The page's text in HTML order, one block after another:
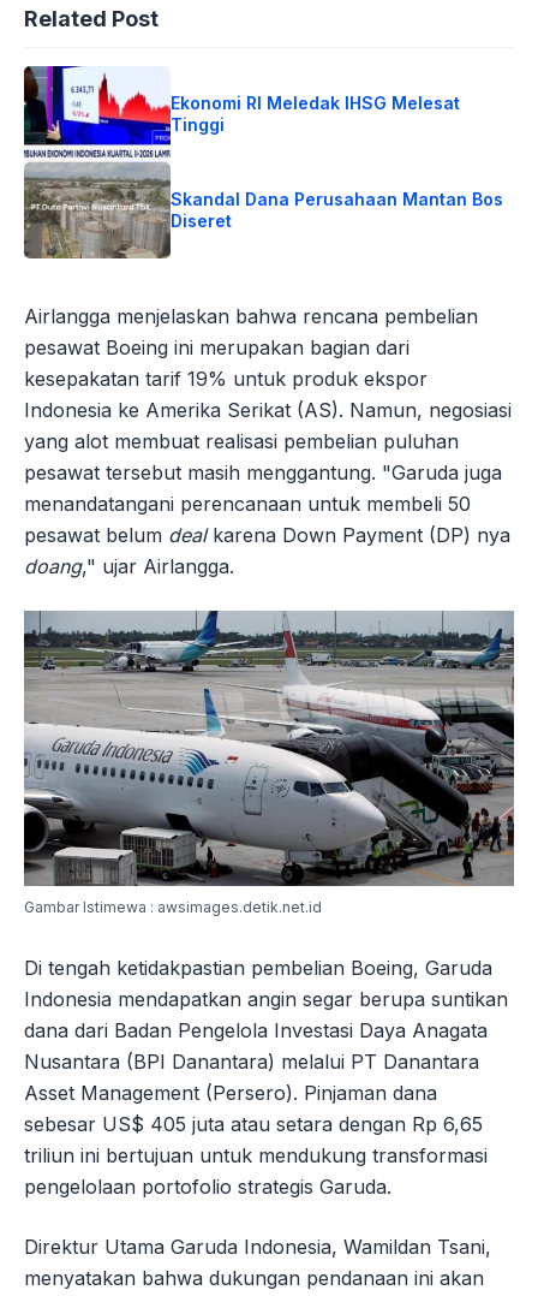
Related Post
Ekonomi RI Meledak IHSG Melesat
Tinggi
Skandal Dana Perusahaan Mantan Bos
Diseret
Airlangga menjelaskan bahwa rencana pembelian
pesawat Boeing ini merupakan bagian dari
kesepakatan tarif 19% untuk produk ekspor
Indonesia ke Amerika Serikat (AS). Namun, negosiasi
yang alot membuat realisasi pembelian puluhan
pesawat tersebut masih menggantung. "Garuda juga
menandatangani perencanaan untuk membeli 50
pesawat belum dealkarena Down Payment (DP) nya
doang," ujar Airlangga.
Gambar Istimewa : awsimages.detik.net.id
Di tengah ketidakpastian pembelian Boeing, Garuda
Indonesia mendapatkan angin segar berupa suntikan
dana dari Badan Pengelola Investasi Daya Anagata
Nusantara (BPI Danantara) melalui PT Danantara
Asset Management (Persero). Pinjaman dana
sebesar US$ 405 juta atau setara dengan Rp 6,65
triliun ini bertujuan untuk mendukung transformasi
pengelolaan portofolio strategis Garuda.
Direktur Utama Garuda Indonesia, Wamildan Tsani,
menyatakan bahwa dukungan pendanaan ini akan